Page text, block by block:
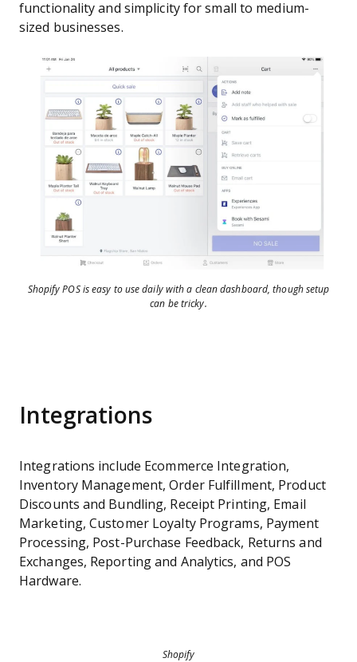
functionality and simplicity for small to medium-
sized businesses.
Shopify POS is easy to use daily with a clean dashboard, though setup
can be tricky.
Integrations
Integrations include Ecommerce Integration,
Inventory Management, Order Fulfillment, Product
Discounts and Bundling, Receipt Printing, Email
Marketing, Customer Loyalty Programs, Payment
Processing, Post-Purchase Feedback, Returns and
Exchanges, Reporting and Analytics, and POS
Hardware.
Shopify